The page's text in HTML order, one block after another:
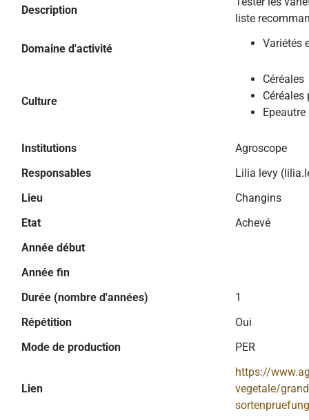
Description
liste
Domaine d'activité Variétés
Culture
Céréales
Epeautre
Institutions
Agroscope
Responsables
Lilia levy
Lieu
Changins
Etat
Achevé
Année début
Année fin
Durée (nombre d'années)
1
Répétition
Oui
Mode de production
PER
Lien
https://
vegetale/